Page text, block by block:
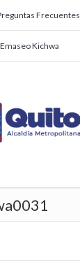
Frecuentes
Emaseo Kichwa